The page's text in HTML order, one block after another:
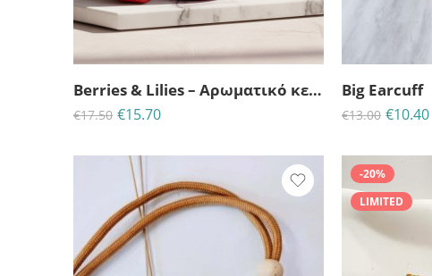
ΗΜΈΡΕΣ ΩΡΕΣ MINS ΔΕΥΤ
Berries & Lilies – Αρωματικό κερί σόγιας
€17.50 €15.70
Big Earcuff
€13.00 €10.40
-20%
LIMITED